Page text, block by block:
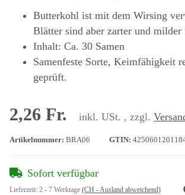
Butterkohl ist mit dem Wirsing
Blätter sind aber zarter und milder
Inhalt: Ca. 30 Samen
Samenfeste Sorte, Keimfähigkeit
geprüft.
2,26 Fr. inkl. USt. , zzgl.
Artikelnummer: BRA06 GTIN:
Sofort verfügbar
Lieferzeit: 2 - 7 Werktage (CH - Ausland abweichend)